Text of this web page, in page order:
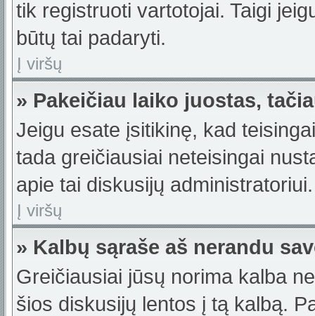
tik registruoti vartotojai. Taigi
būtų tai padaryti.
Į viršų
» Pakeičiau laiko juostas,
Jeigu esate įsitikinę, kad
tada greičiausiai neteisingai
apie tai diskusijų administratoriui.
Į viršų
» Kalbų sąraše aš nerandu
Greičiausiai jūsų norima kalba
šios diskusijų lentos į tą kalbą.